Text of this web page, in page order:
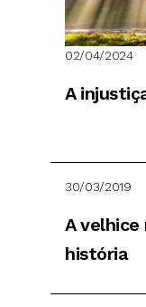
02/04/2024
A
30/03/2019
A velhice
história